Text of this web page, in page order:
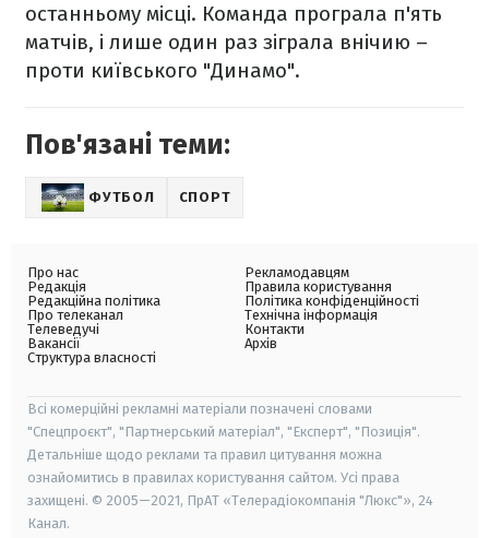
останньому місці. Команда програла п'ять
матчів, і лише один раз зіграла внічию –
проти київського "Динамо".
Пов'язані теми:
ФУТБОЛ СПОРТ
Про нас
Редакція
Редакційна політика
Про телеканал
Телеведучі
Вакансії
Структура власності
Рекламодавцям
Правила користування
Політика конфіденційності
Технічна інформація
Контакти
Архів
Всі комерційні рекламні матеріали позначені словами
"Спецпроєкт", "Партнерський матеріал", "Експерт", "Позиція".
Детальніше щодо реклами та правил цитування можна
ознайомитись в правилах користування сайтом. Усі права
захищені. © 2005—2021, ПрАТ «Телерадіокомпанія "Люкс"», 24
Канал.